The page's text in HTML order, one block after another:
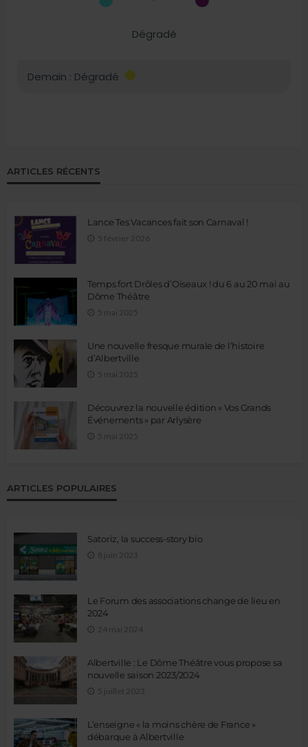
ARTICLES RÉCENTS
Lance Tes Vacances fait son Carnaval !
5 février 2026
Temps fort Drôles d’Oiseaux ! du 6 au 20 mai au
Dôme Théâtre
5 mai 2025
Une nouvelle fresque murale de l’histoire
d’Albertville
5 mai 2025
Découvrez la nouvelle édition « Vos Grands
Événements » par Arlysère
5 mai 2025
ARTICLES POPULAIRES
Satoriz, la success-story bio
8 juin 2023
Le Forum des associations change de lieu en
2024
24 mai 2024
Albertville : Le Dôme Théâtre vous propose sa
nouvelle saison 2023/2024
5 juillet 2023
L’enseigne « la moins chère de France »
débarque à Albertville